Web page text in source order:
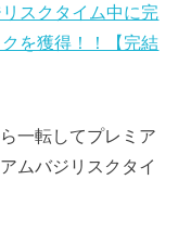
スクタイム中に完
を獲得！！【完結
一転してプレミア
ムバジリスクタイ